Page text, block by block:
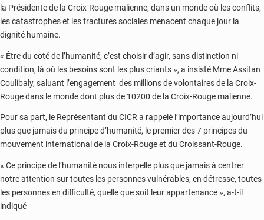
la Présidente de la Croix-Rouge malienne, dans un monde où les conflits,
les catastrophes et les fractures sociales menacent chaque jour la
dignité humaine.
« Être du coté de l’humanité, c’est choisir d’agir, sans distinction ni
condition, là où les besoins sont les plus criants », a insisté Mme Assitan
Coulibaly, saluant l’engagement des millions de volontaires de la Croix-
Rouge dans le monde dont plus de 10200 de la Croix-Rouge malienne.
Pour sa part, le Représentant du CICR a rappelé l’importance aujourd’hui
plus que jamais du principe d’humanité, le premier des 7 principes du
mouvement international de la Croix-Rouge et du Croissant-Rouge.
« Ce principe de l’humanité nous interpelle plus que jamais à centrer
notre attention sur toutes les personnes vulnérables, en détresse, toutes
les personnes en difficulté, quelle que soit leur appartenance », a-t-il
indiqué